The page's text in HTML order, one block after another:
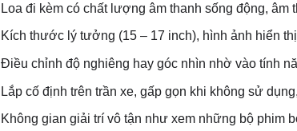
Loa đi kèm có chất lượng âm thanh sống động, âm
Kích thước lý tưởng (15 – 17 inch), hình ảnh hiển
Điều chỉnh độ nghiêng hay góc nhìn nhờ vào tính
Lắp cố định trên trần xe, gấp gọn khi không sử
Không gian giải trí vô tận như xem những bộ